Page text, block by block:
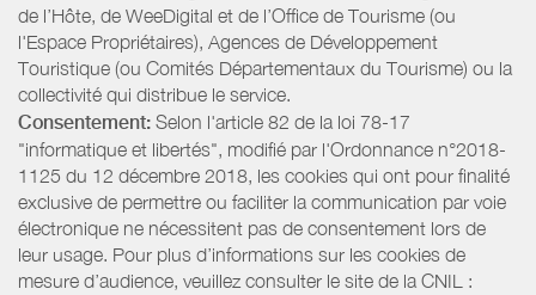
de l’Hôte, de WeeDigital et de l’Office de Tourisme (ou
l'Espace Propriétaires), Agences de Développement
Touristique (ou Comités Départementaux du Tourisme) ou la
collectivité qui distribue le service.
Consentement: Selon l'article 82 de la loi 78-17
"informatique et libertés", modifié par l'Ordonnance n°2018-
1125 du 12 décembre 2018, les cookies qui ont pour finalité
exclusive de permettre ou faciliter la communication par voie
électronique ne nécessitent pas de consentement lors de
leur usage. Pour plus d’informations sur les cookies de
mesure d’audience, veuillez consulter le site de la CNIL :